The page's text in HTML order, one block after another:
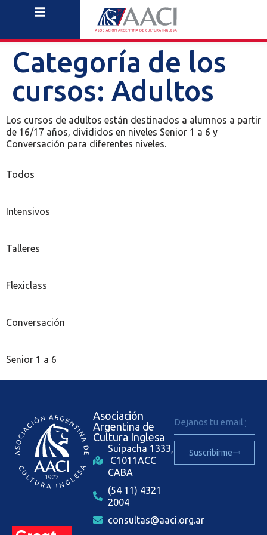
Categoría de los
cursos: Adultos
Los cursos de adultos están destinados a alumnos a partir
de 16/17 años, divididos en niveles Senior 1 a 6 y
Conversación para diferentes niveles.
Todos
Intensivos
Talleres
Flexiclass
Conversación
Senior 1 a 6
Asociación
Argentina de
Cultura Inglesa
Suipacha 1333,
C1011ACC
CABA
(54 11) 4321
2004
consultas@aaci.org.ar
Suscribirme